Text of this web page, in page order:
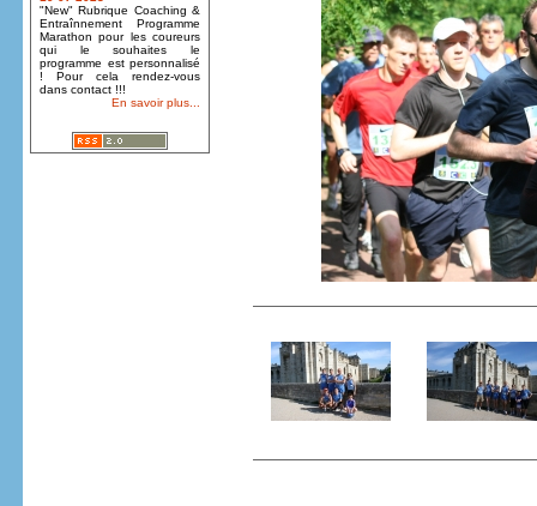
"New" Rubrique Coaching &
Entraînnement Programme
Marathon pour les coureurs
qui le souhaites le
programme est personnalisé
! Pour cela rendez-vous
dans contact !!!
En savoir plus...